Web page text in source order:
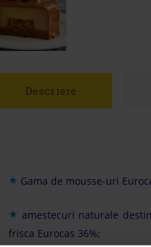
Descriere
Gama de mousse-uri
amestecuri naturale
frisca Eurocas 36%;